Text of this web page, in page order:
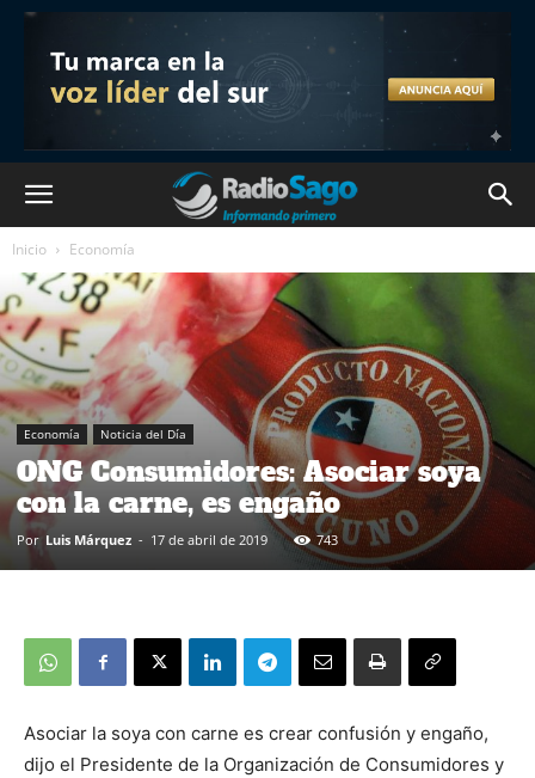
Inicio Economía
Economía Noticia del Día
ONG Consumidores: Asociar soya
con la carne, es engaño
Por Luis Márquez - 17 de abril de 2019 743
Asociar la soya con carne es crear confusión y engaño,
dijo el Presidente de la Organización de Consumidores y